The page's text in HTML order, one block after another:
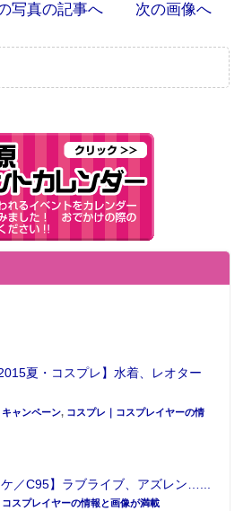
写真の記事へ 次の画像へ
夏・コスプレ】水着、レオター
ャンペーン, コスプレ｜コスプレイヤーの情
ケ／C95】ラブライブ、アズレン…...
スプレイヤーの情報と画像が満載